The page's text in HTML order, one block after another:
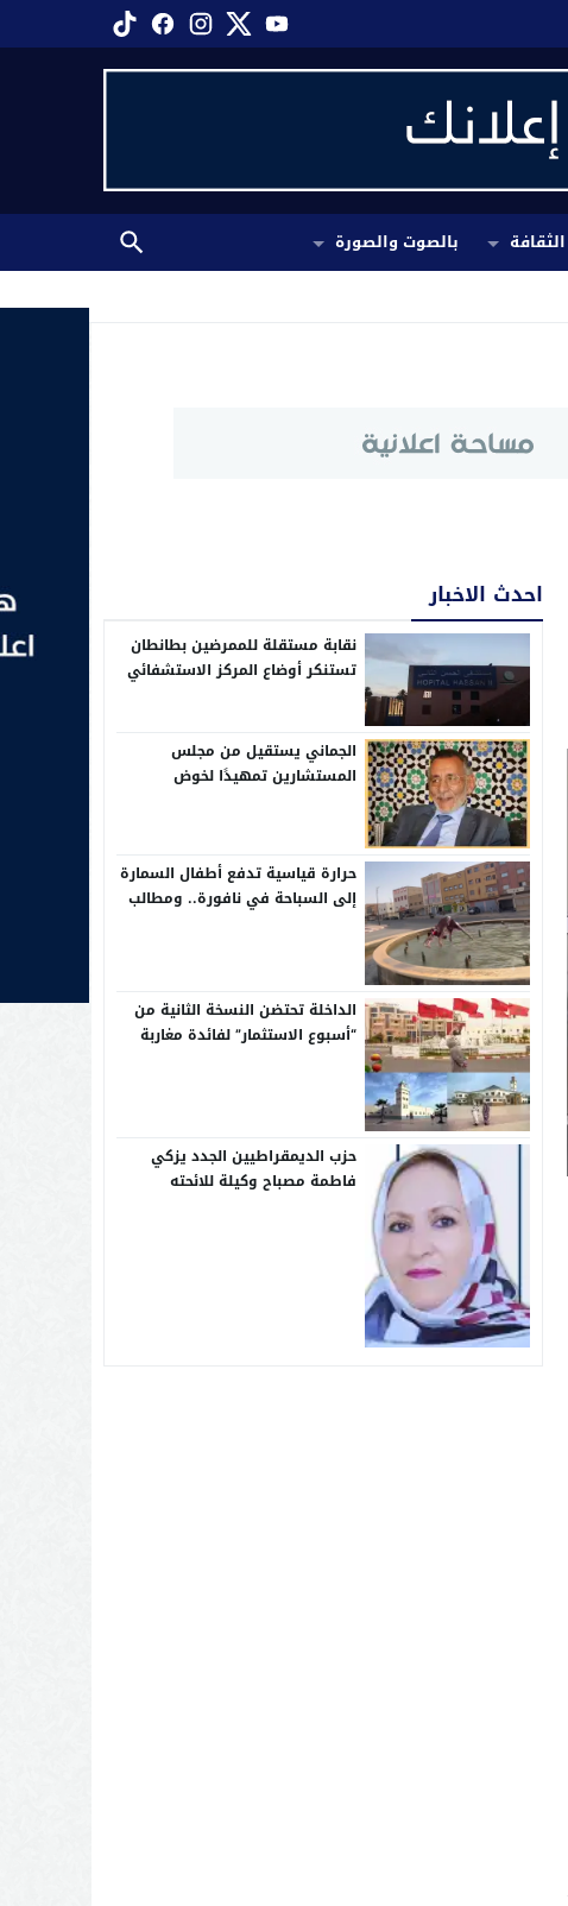
بالصوت والصورة
احدث الاخبار
نقابة مستقلة للممرضين بطانطان
تستنكر أوضاع المركز الاستشفائي
الجماني يستقيل من مجلس
المستشارين تمهيدًا لخوض
حرارة قياسية تدفع أطفال السمارة
إلى السباحة في نافورة.. ومطالب
الداخلة تحتضن النسخة الثانية من
“أسبوع الاستثمار” لفائدة مغاربة
حزب الديمقراطيين الجدد يزكي
فاطمة مصباح وكيلة للائحته